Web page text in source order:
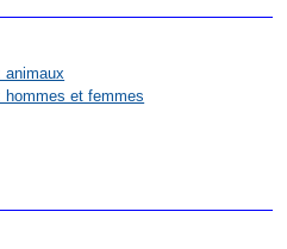
animaux
hommes et femmes